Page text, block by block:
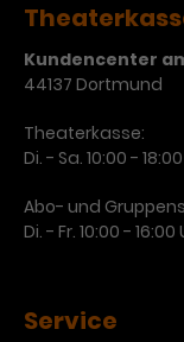
Kundencenter
44137 Dortmund
Theaterkasse:
Di. - Sa. 10:00 -
Abo- und
Di. - Fr. 10:00 - 16:00
Service